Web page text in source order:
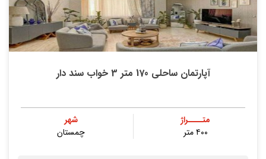
آپارتمان ساحلی 170 متر 3 خواب سند دار
متــــراژ
۴۰۰ متر
شهر
چمستان